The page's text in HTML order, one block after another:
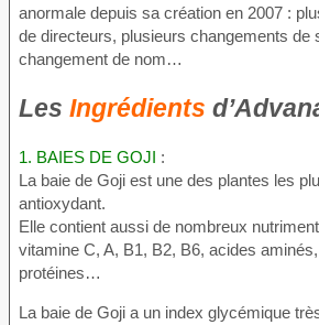
anormale depuis sa création en 2007 :
de directeurs, plusieurs changements de
changement de nom…
Les Ingrédients
1. BAIES DE GOJI :
La baie de Goji est une des plantes les
antioxydant.
Elle contient aussi de nombreux
vitamine C, A, B1, B2, B6, acides
protéines…
La baie de Goji a un index glycémique